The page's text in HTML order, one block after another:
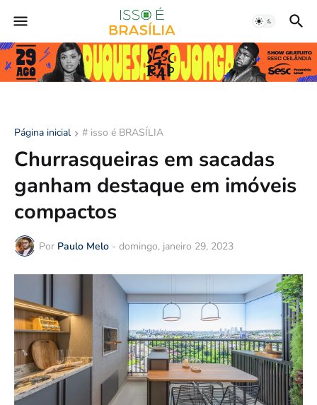
Página inicial # isso é BRASÍLIA
Churrasqueiras em sacadas
ganham destaque em imóveis
compactos
Por Paulo Melo - domingo, janeiro 29, 2023